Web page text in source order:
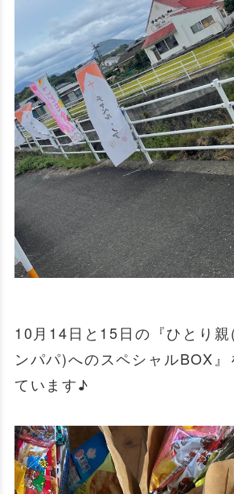
10月14日と15日の『ひとり
ンパパ)へのスペシャルBOX』
ています♪